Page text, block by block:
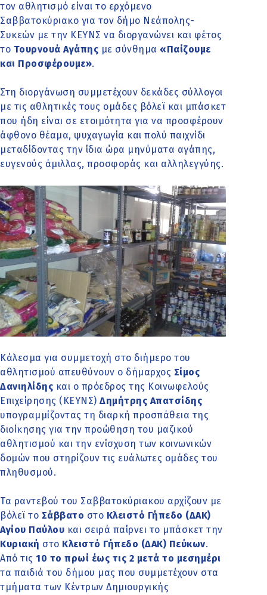
τον αθλητισμό είναι το ερχόμενο
Σαββατοκύριακο για τον δήμο Νεάπολης-
Συκεών με την ΚΕΥΝΣ να διοργανώνει και φέτος
το Τουρνουά Αγάπης με σύνθημα «Παίζουμε
και Προσφέρουμε».
Στη διοργάνωση συμμετέχουν δεκάδες σύλλογοι
με τις αθλητικές τους ομάδες βόλεϊ και μπάσκετ
που ήδη είναι σε ετοιμότητα για να προσφέρουν
άφθονο θέαμα, ψυχαγωγία και πολύ παιχνίδι
μεταδίδοντας την ίδια ώρα μηνύματα αγάπης,
ευγενούς άμιλλας, προσφοράς και αλληλεγγύης.
Κάλεσμα για συμμετοχή στο διήμερο του
αθλητισμού απευθύνουν ο δήμαρχος Σίμος
Δανιηλίδης και ο πρόεδρος της Κοινωφελούς
Επιχείρησης (ΚΕΥΝΣ) Δημήτρης Απατσίδης
υπογραμμίζοντας τη διαρκή προσπάθεια της
διοίκησης για την προώθηση του μαζικού
αθλητισμού και την ενίσχυση των κοινωνικών
δομών που στηρίζουν τις ευάλωτες ομάδες του
πληθυσμού.
Τα ραντεβού του Σαββατοκύριακου αρχίζουν με
βόλεϊ το Σάββατο στο Κλειστό Γήπεδο (ΔΑΚ)
Αγίου Παύλου και σειρά παίρνει το μπάσκετ την
Κυριακή στο Κλειστό Γήπεδο (ΔΑΚ) Πεύκων.
Από τις 10 το πρωί έως τις 2 μετά το μεσημέρι
τα παιδιά του δήμου μας που συμμετέχουν στα
τμήματα των Κέντρων Δημιουργικής